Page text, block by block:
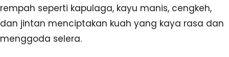
rempah seperti kapulaga, kayu manis, cengkeh,
dan jintan menciptakan kuah yang kaya rasa dan
menggoda selera.